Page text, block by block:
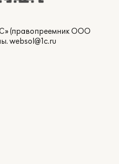
(правопреемник ООО
websol@1c.ru